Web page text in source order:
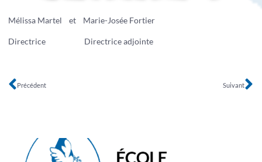
Mélissa Martel et Marie-Josée Fortier
Directrice Directrice adjointe
Précédent Suivant